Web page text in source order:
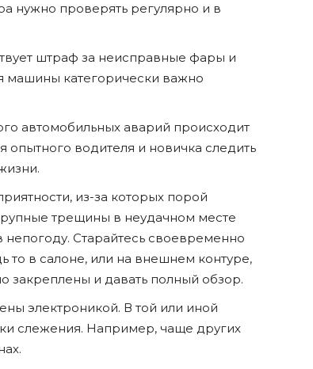
нужно проверять регулярно и в
штраф за неисправные фары и
машины категорически важно
автомобильных аварий происходит
водителя и новичка следить
из-за которых порой
трещины в неудачном месте
непогоду. Старайтесь своевременно
то в салоне, или на внешнем контуре,
закреплены и давать полный обзор.
электроникой. В той или иной
слежения. Например, чаще других